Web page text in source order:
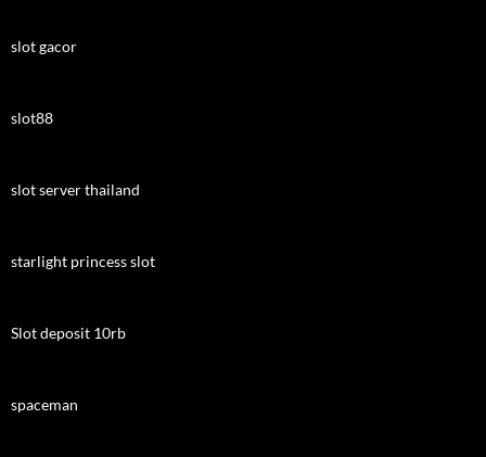
slot gacor
slot88
slot server thailand
starlight princess slot
Slot deposit 10rb
spaceman